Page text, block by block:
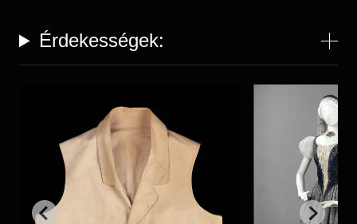
Adattár
Központi Könyvtár
Érdekességek: